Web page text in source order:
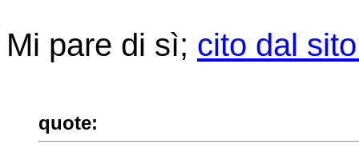
Mi pare di sì; cito dal
quote: